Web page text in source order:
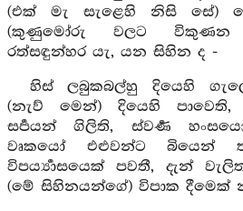
(එක් මැ සැළෙහි නිසි සේ)
(කුණුමෝරු වලට විකුණන
රත්සඳුන්හර යැ, යන සිහින ද -
හිස් ලබුකබල්හු දියෙහි
(නැව් මෙන්) දියෙහි පාවෙති,
සර්‍පයන් ගිලිති, ස්වර්‍ණ
වෘකයෝ එළුවන්ට බියෙන්
විපර්‍ය්‍යාසයෙක් පවතී, දැන්
(මේ සිහිනයන්ගේ) විපාක දීමෙක්